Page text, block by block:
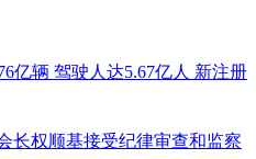
亿辆 驾驶人达5.67亿人 新注册
长权顺基接受纪律审查和监察